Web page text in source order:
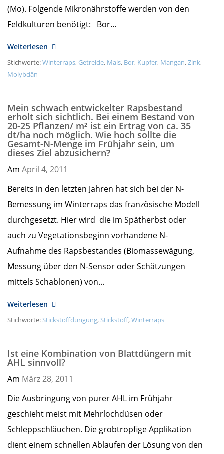
(Mo). Folgende Mikronährstoffe werden von den
Feldkulturen benötigt: Bor...
Weiterlesen
Stichworte:Winterraps, Getreide, Mais, Bor, Kupfer, Mangan,Zink,
Molybdän
Mein schwach entwickelter Rapsbestand
erholt sich sichtlich. Bei einem Bestand von
20-25 Pflanzen/ m² ist ein Ertrag von ca. 35
dt/ha noch möglich. Wie hoch sollte die
Gesamt-N-Menge im Frühjahr sein, um
dieses Ziel abzusichern?
Am April 4, 2011
Bereits in den letzten Jahren hat sich bei der N-
Bemessung im Winterraps das französische Modell
durchgesetzt. Hier wird die im Spätherbst oder
auch zu Vegetationsbeginn vorhandene N-
Aufnahme des Rapsbestandes (Biomassewägung,
Messung über den N-Sensor oder Schätzungen
mittels Schablonen) von...
Weiterlesen
Stichworte: Stickstoffdüngung, Stickstoff,Winterraps
Ist eine Kombination von Blattdüngern mit
AHL sinnvoll?
Am März 28, 2011
Die Ausbringung von purer AHL im Frühjahr
geschieht meist mit Mehrlochdüsen oder
Schleppschläuchen. Die grobtropfige Applikation
dient einem schnellen Ablaufen der Lösung von den